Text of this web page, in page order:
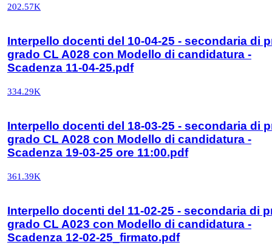
202.57K
Interpello docenti del 10-04-25 - secondaria di
grado CL A028 con Modello di candidatura -
Scadenza 11-04-25.pdf
334.29K
Interpello docenti del 18-03-25 - secondaria di
grado CL A028 con Modello di candidatura -
Scadenza 19-03-25 ore 11:00.pdf
361.39K
Interpello docenti del 11-02-25 - secondaria di
grado CL A023 con Modello di candidatura -
Scadenza 12-02-25_firmato.pdf